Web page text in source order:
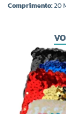
Comprimento:20